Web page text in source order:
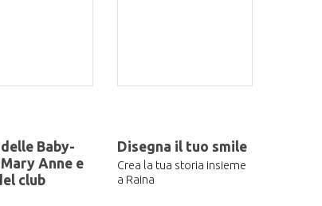
delle Baby-
Anne e
club
Disegna il tuo smile
Crea la tua storia insieme
a Raina